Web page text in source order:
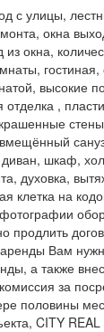
с улицы,
окна
окна,
гостиная,
высокие
,
диван, шкаф,
духовка,
клетка на
продлить
Вам
а также
за
половины
CITY